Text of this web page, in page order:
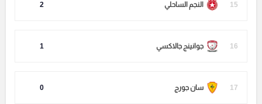
15 النجم الساحلي 2
16 جوانينج جالاكسي 1
17 سان جورج 0